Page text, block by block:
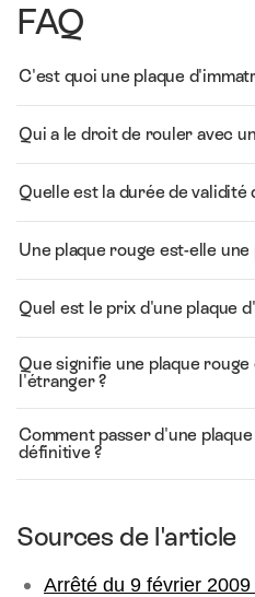
FAQ
C'est quoi une plaque
Qui a le droit de rouler avec
Quelle est la durée de validité
Une plaque rouge est-elle
Quel est le prix d'une plaque
Que signifie une plaque rouge
l'étranger ?
Comment passer d'une
définitive ?
Sources de l'article
Arrêté du 9 février